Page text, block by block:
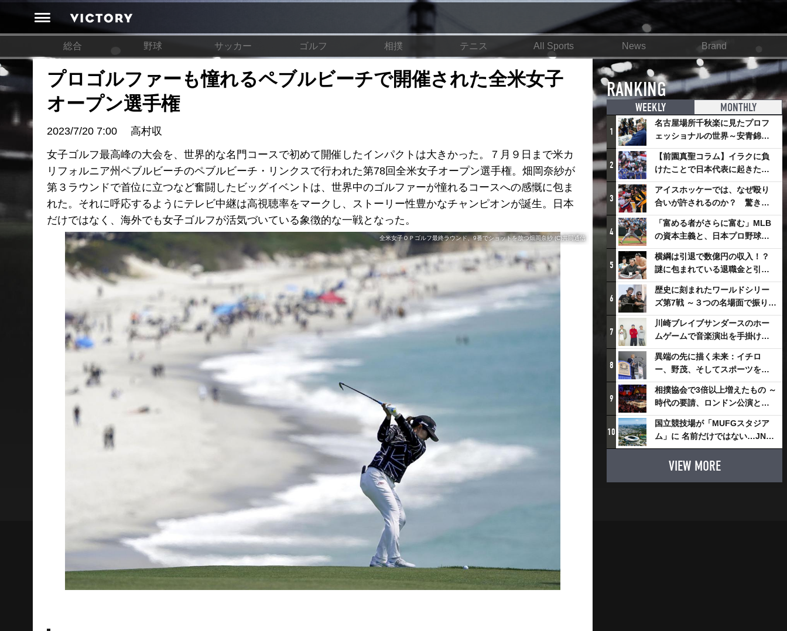
総合 野球 サッカー ゴルフ 相撲 テニス All Sports News Brand
プロゴルファーも憧れるペブルビーチで開催された全米女子
オープン選手権
2023/7/20 7:00
高村収
女子ゴルフ最高峰の大会を、世界的な名門コースで初めて開催したインパクトは大きかった。７月９日まで米カ
リフォルニア州ペブルビーチのペブルビーチ・リンクスで行われた第78回全米女子オープン選手権。畑岡奈紗が
第３ラウンドで首位に立つなど奮闘したビッグイベントは、世界中のゴルファーが憧れるコースへの感慨に包ま
れた。それに呼応するようにテレビ中継は高視聴率をマークし、ストーリー性豊かなチャンピオンが誕生。日本
だけではなく、海外でも女子ゴルフが活気づいている象徴的な一戦となった。
全米女子ＯＰゴルフ最終ラウンド、9番でショットを放つ畑岡奈紗 (C)共同通信
RANKING
WEEKLY MONTHLY
1
名古屋場所千秋楽に見たプロフ
ェッショナルの世界～安青錦の
優勝を巡るさまざまなドラマ
2
【前園真聖コラム】イラクに負
けたことで日本代表に起きたプ
ラスとは
3
アイスホッケーでは、なぜ殴り
合いが許されるのか？ 驚きの
「ファイティング」ルールにつ
いて
4
「富める者がさらに富む」MLB
の資本主義と、日本プロ野球が
踏み出せない一歩
5
横綱は引退で数億円の収入！？
謎に包まれている退職金と引退
相撲興行
6
歴史に刻まれたワールドシリー
ズ第7戦 ～３つの名場面で振り返
る～
7
川崎ブレイブサンダースのホー
ムゲームで音楽演出を手掛ける
スチャダラパーが川崎新！アリ
ーナシティ・プロジェクトを語
る 「楽しみでしかないでしょ。
川崎は、ずっと成長曲線だか
ら」
8
異端の先に描く未来：イチロ
ー、野茂、そしてスポーツを支
える科学界の挑戦
9
相撲協会で3倍以上増えたもの ～
時代の要請、ロンドン公演と古
式大相撲
10
国立競技場が「MUFGスタジア
ム」に 名前だけではない…JNSE
とMUFGが“共創”し描く地域活
性化・社会価値創造の近未来図
VIEW MORE